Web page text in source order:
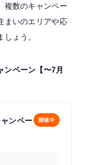
複数のキャンペー
まいのエリアや応
ょう。
ンペーン【〜7月
ンペー
開催中